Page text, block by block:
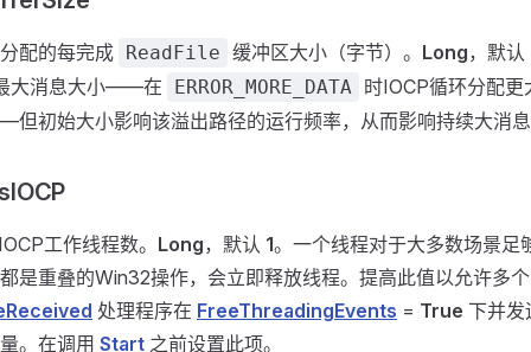
配的每完成 ReadFile 缓冲区大小（字节）。 Long，默认
大消息大小——在
ERROR_MORE_DATA 时IOCP循环分配
初始大小影响该溢出路径的运行频率，从而影响持续大消
工作线程数。 Long，默认 1。一个线程对于大多数场景足
是重叠的Win32操作，会立即释放线程。提高此值以允许多个
处理程序在 FreeThreadingEvents = True 下并发
。在调用 Start 之前设置此项。